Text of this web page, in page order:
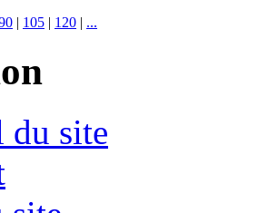
| 105 | 120 | ...
du site